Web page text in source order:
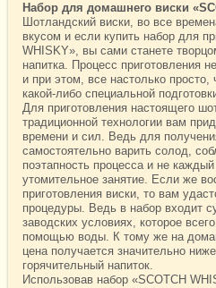
Набор для домашнего виски
Шотландский виски, во все
вкусом и если купить набор для
WHISKY», вы сами станете
напитка. Процесс приготовления
и при этом, все настолько просто,
какой-либо специальной
Для приготовления настоящего
традиционной технологии вам
времени и сил. Ведь для
самостоятельно варить солод,
поэтапность процесса и не
утомительное занятие. Если же
приготовления виски, то вам
процедуры. Ведь в набор входит
заводских условиях, которое
помощью воды. К тому же на
цена получается значительно
горячительный напиток.
Использовав набор «SCOTCH